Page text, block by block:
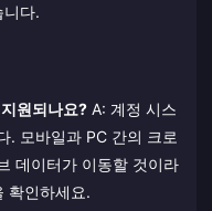
다.
원되나요? A: 계정 시스
. 모바일과 PC 간의 크로
데이터가 이동할 것이라
확인하세요.